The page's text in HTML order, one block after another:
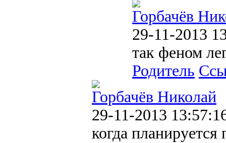
Горбачёв
29-11-2013
так феном
Родитель
Горбачёв Николай
29-11-2013
когда планируется